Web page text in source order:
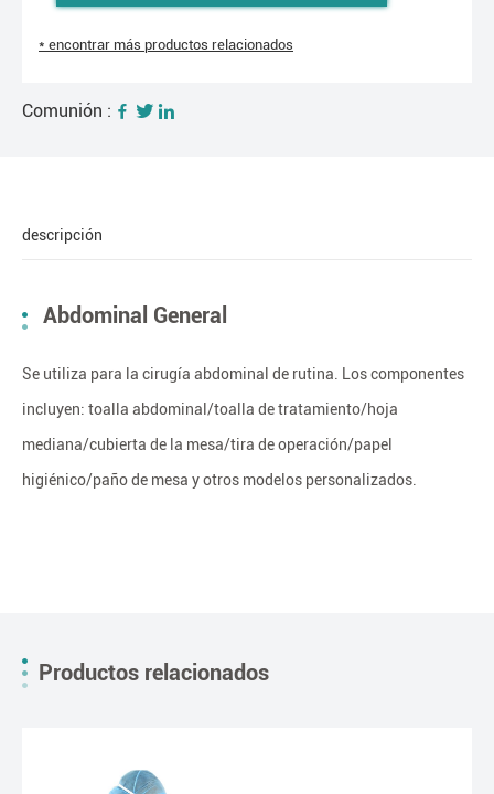
* encontrar más productos relacionados
Comunión :
descripción
Abdominal General
Se utiliza para la cirugía abdominal de rutina. Los componentes
incluyen: toalla abdominal/toalla de tratamiento/hoja
mediana/cubierta de la mesa/tira de operación/papel
higiénico/paño de mesa y otros modelos personalizados.
Productos relacionados